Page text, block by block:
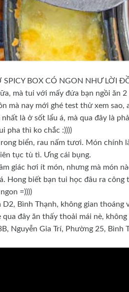
SPICY BOX CÓ NGON NHƯ LỜI
mà tui với mấy đứa bạn ngồi ăn
mà nay mới ghé test thử xem sao,
là ở sốt lẩu á, mà qua đây là
pha thì ko chắc :))))
rong biển, rau nấm tươi. Món
tục tù tì. Ưng cái bụng.
giác hơi ít món, nhưng mà món
Hong biết bạn tui học đâu ra
=))))
Bình Thạnh, không gian thoáng
đây ăn thấy thoải mái nè,
Nguyễn Gia Trí, Phường 25, Bình